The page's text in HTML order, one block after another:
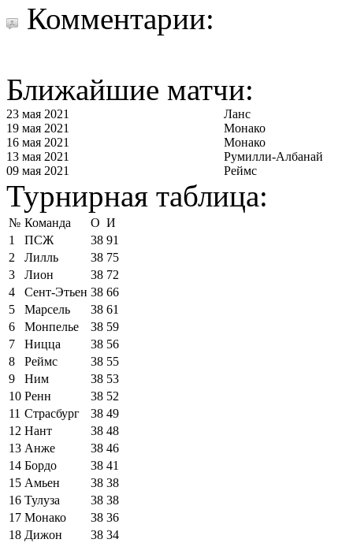
Комментарии:
Ближайшие матчи:
23 мая 2021
Ланс
19 мая 2021
Монако
16 мая 2021
Монако
13 мая 2021
Румилли-Албанай
09 мая 2021
Реймс
Турнирная таблица:
№ Команда О И
1
ПСЖ 38 91
2
Лилль 38 75
3
Лион 38 72
4
Сент-Этьен 38 66
5
Марсель 38 61
6
Монпелье 38 59
7
Ницца 38 56
8
Реймс 38 55
9
Ним 38 53
10 Ренн 38 52
11 Страсбург 38 49
12 Нант 38 48
13 Анже 38 46
14 Бордо 38 41
15 Амьен 38 38
16 Тулуза 38 38
17 Монако 38 36
18 Дижон 38 34